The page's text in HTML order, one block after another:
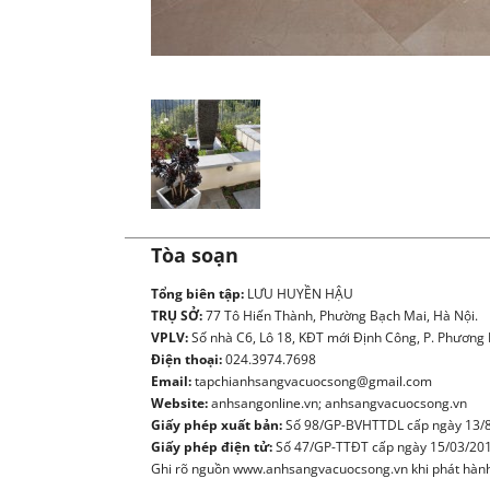
Tòa soạn
Tổng biên tập: LƯU HUYỀN HẬU
TRỤ SỞ:77 Tô Hiến Thành, Phường Bạch Mai, Hà Nội.
VPLV:Số nhà C6, Lô 18, KĐT mới Định Công, P. Phương
Điện thoại:024.3974.7698
Email:tapchianhsangvacuocsong@gmail.com
Website:anhsangonline.vn; anhsangvacuocsong.vn
Giấy phép xuất bản:Số 98/GP-BVHTTDL cấp ngày
Giấy phép điện tử:Số 47/GP-TTĐT cấp ngày 15/03/
Ghi rõ nguồn www.anhsangvacuocsong.vn khi phát